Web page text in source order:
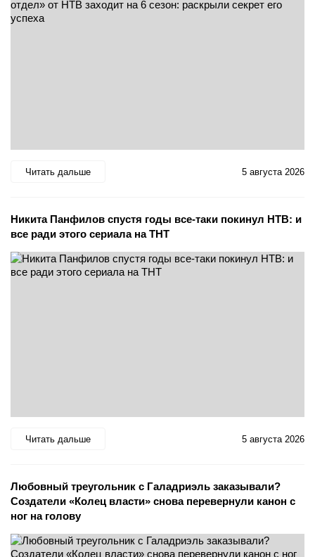
Читать дальше 5 августа 2026
Никита Панфилов спустя годы все-таки покинул НТВ: и
все ради этого сериала на ТНТ
Читать дальше 5 августа 2026
Любовный треугольник с Галадриэль заказывали?
Создатели «Колец власти» снова перевернули канон с
ног на голову